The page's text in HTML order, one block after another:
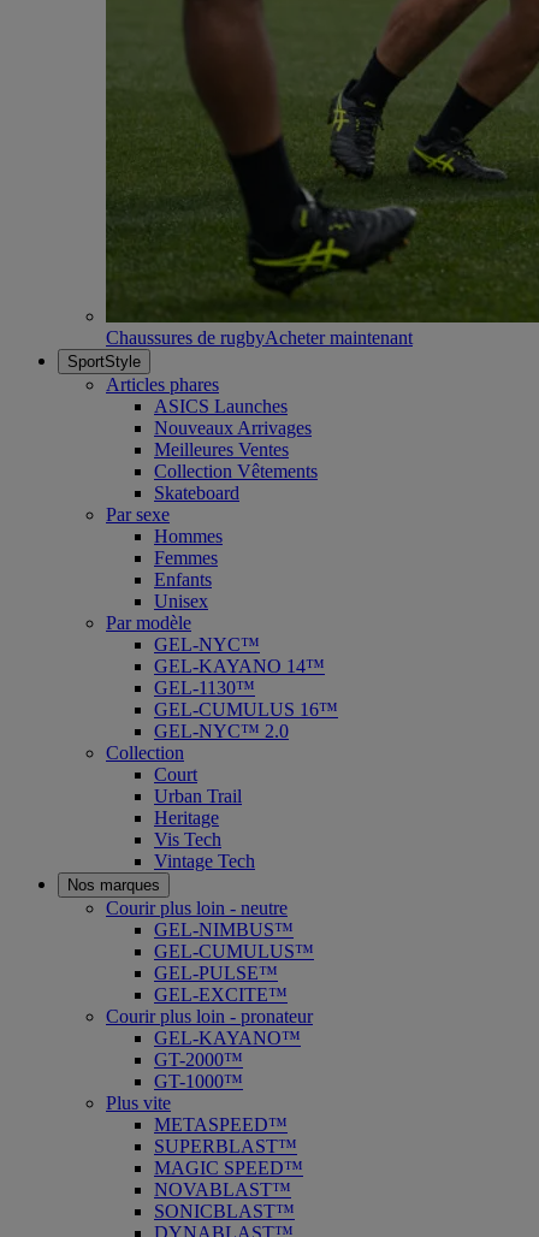
Chaussures de rugbyAcheter maintenant
SportStyle
Articles phares
ASICS Launches
Nouveaux Arrivages
Meilleures Ventes
Collection Vêtements
Skateboard
Par sexe
Hommes
Femmes
Enfants
Unisex
Par modèle
GEL-NYC™
GEL-KAYANO 14™
GEL-1130™
GEL-CUMULUS 16™
GEL-NYC™ 2.0
Collection
Court
Urban Trail
Heritage
Vis Tech
Vintage Tech
Nos marques
Courir plus loin - neutre
GEL-NIMBUS™
GEL-CUMULUS™
GEL-PULSE™
GEL-EXCITE™
Courir plus loin - pronateur
GEL-KAYANO™
GT-2000™
GT-1000™
Plus vite
METASPEED™
SUPERBLAST™
MAGIC SPEED™
NOVABLAST™
SONICBLAST™
DYNABLAST™